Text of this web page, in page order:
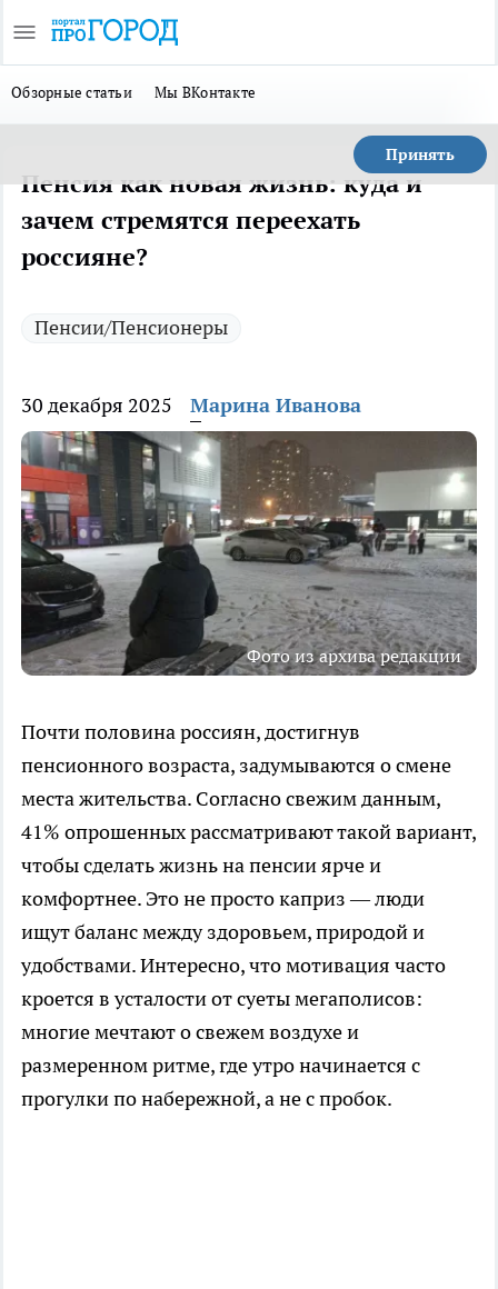
Обзорные статьи Мы ВКонтакте
Принять
Пенсия как новая жизнь: куда и
зачем стремятся переехать
россияне?
Пенсии/Пенсионеры
30 декабря 2025 Марина Иванова
Фото из архива редакции
Почти половина россиян, достигнув
пенсионного возраста, задумываются о смене
места жительства. Согласно свежим данным,
41% опрошенных рассматривают такой вариант,
чтобы сделать жизнь на пенсии ярче и
комфортнее. Это не просто каприз — люди
ищут баланс между здоровьем, природой и
удобствами. Интересно, что мотивация часто
кроется в усталости от суеты мегаполисов:
многие мечтают о свежем воздухе и
размеренном ритме, где утро начинается с
прогулки по набережной, а не с пробок.